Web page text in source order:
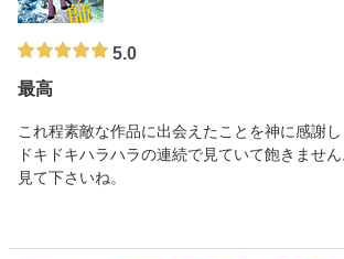
5.0
最高
これ程素敵な作品に出会えたことを神に感謝し
ドキドキハラハラの連続で見ていて飽きません
見て下さいね。